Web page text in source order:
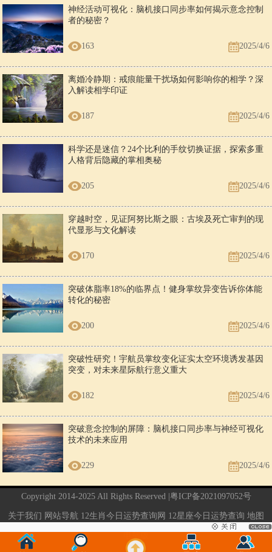
神经活动可视化：脑机接口同步率如何揭示意念控制
者的秘密？
163 2025/4/6
离婚冷静期：戒痕能量干扰场如何影响你的相学？深
入解读相学印证
187 2025/4/6
科学还是迷信？24个比利的手纹切换证据，探索多重
人格背后隐藏的掌相奥秘
205 2025/4/6
穿越时空，见证阿努比斯之眼：古埃及死亡审判的现
代显形与文化解读
170 2025/4/6
突破体脂率18%的临界点！健身掌纹异变告诉你体能
转化的秘密
200 2025/4/6
突破性研究！宇航员掌纹变化证实太空环境诱发基因
突变，对未来星际航行意义重大
182 2025/4/6
突破意念控制的屏障：脑机接口同步率与神经可视化
技术的未来应用
229 2025/4/6
Copyright 2014-2025 All Rights Reserved |粤ICP备2021097052号
关于我们 网站导航 12生肖今日运势查询网 12星座今日运势查询 地图
电脑版